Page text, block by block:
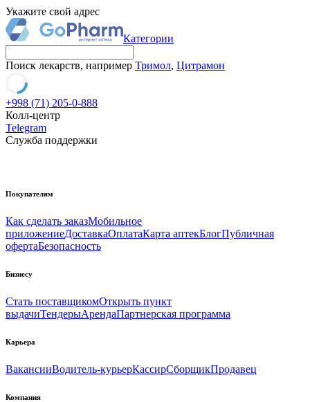
Укажите свой адрес
Категории
Поиск лекарств, например Тримол, Цитрамон
+998 (71) 205-0-888
Колл-центр
Telegram
Служба поддержки
Покупателям
Как сделать заказМобильное
приложениеДоставкаОплатаКарта аптекБлогПубличная
офертаБезопасность
Бизнесу
Стать поставщикомОткрыть пункт
выдачиТендерыАрендаПартнерская программа
Карьера
ВакансииВодитель-курьерКассирСборщикПродавец
Компания